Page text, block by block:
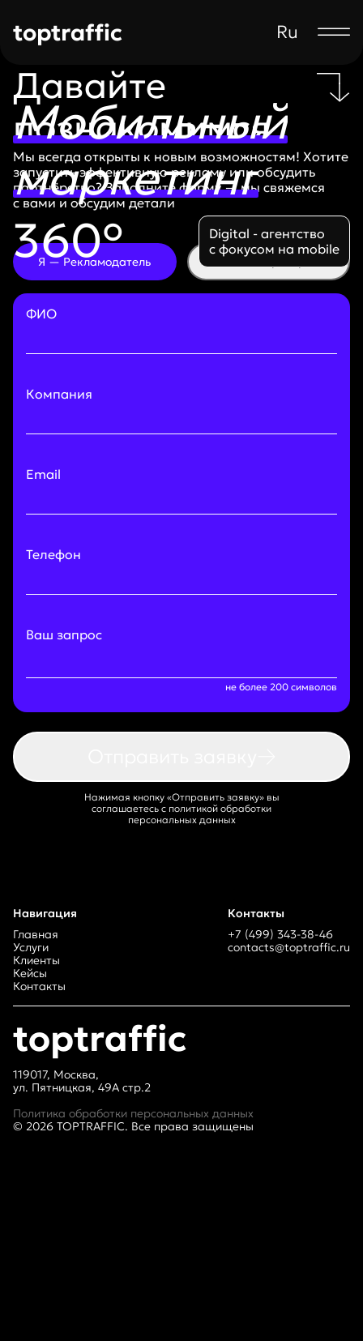
toptraffic Ru
Мобильный
Digital - агентство
с фокусом на mobile
маркетинг
360°
Давайте
познакомимся
Мы всегда открыты к новым возможностям! Хотите
запустить эффективную рекламу или обсудить
партнёрство? Заполните форму — мы свяжемся
с вами и обсудим детали
Я — Рекламодатель Я — Партнер
ФИО
Компания
Email
Телефон
Ваш запрос
не более 200 символов
Нажимая кнопку «Отправить заявку» вы
соглашаетесь с политикой обработки
персональных данных
Навигация
Главная
Услуги
Клиенты
Кейсы
Контакты
Контакты
+7 (499) 343-38-46
contacts@toptraffic.ru
toptraffic
119017, Москва,
ул. Пятницкая, 49А стр.2
© 2026 TOPTRAFFIC. Все права защищены
Политика обработки персональных данных